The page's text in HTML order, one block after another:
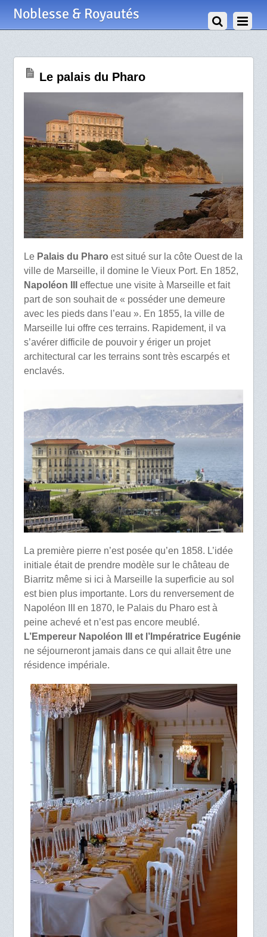
Noblesse & Royautés
Le palais du Pharo
LePalais du Pharo est situé sur la côte Ouest de la
ville de Marseille, il domine le Vieux Port. En 1852,
Napoléon III
effectue une visite à Marseille et fait
part de son souhait de « posséder une demeure
avec les pieds dans l’eau ». En 1855, la ville de
Marseille lui offre ces terrains. Rapidement, il va
s’avérer difficile de pouvoir y ériger un projet
architectural car les terrains sont très escarpés et
enclavés.
La première pierre n’est posée qu’en 1858. L’idée
initiale était de prendre modèle sur le château de
Biarritz même si ici à Marseille la superficie au sol
est bien plus importante. Lors du renversement de
Napoléon III en 1870, le Palais du Pharo est à
peine achevé et n’est pas encore meublé.
L’Empereur Napoléon III et l’Impératrice Eugénie
ne séjourneront jamais dans ce qui allait être une
résidence impériale.